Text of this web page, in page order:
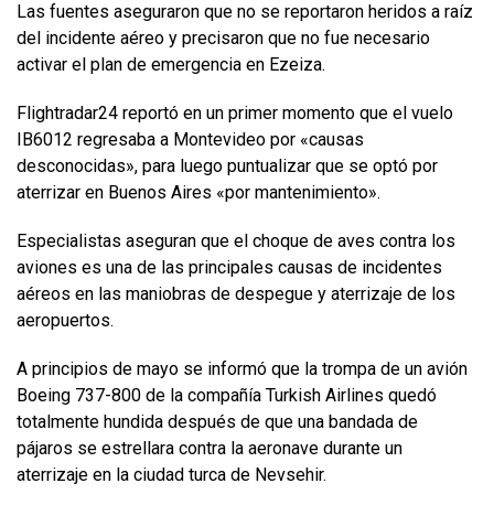
Las fuentes aseguraron que no se reportaron heridos a raíz
del incidente aéreo y precisaron que no fue necesario
activar el plan de emergencia en Ezeiza.
Flightradar24 reportó en un primer momento que el vuelo
IB6012 regresaba a Montevideo por «causas
desconocidas», para luego puntualizar que se optó por
aterrizar en Buenos Aires «por mantenimiento».
Especialistas aseguran que el choque de aves contra los
aviones es una de las principales causas de incidentes
aéreos en las maniobras de despegue y aterrizaje de los
aeropuertos.
A principios de mayo se informó que la trompa de un avión
Boeing 737-800 de la compañía Turkish Airlines quedó
totalmente hundida después de que una bandada de
pájaros se estrellara contra la aeronave durante un
aterrizaje en la ciudad turca de Nevsehir.